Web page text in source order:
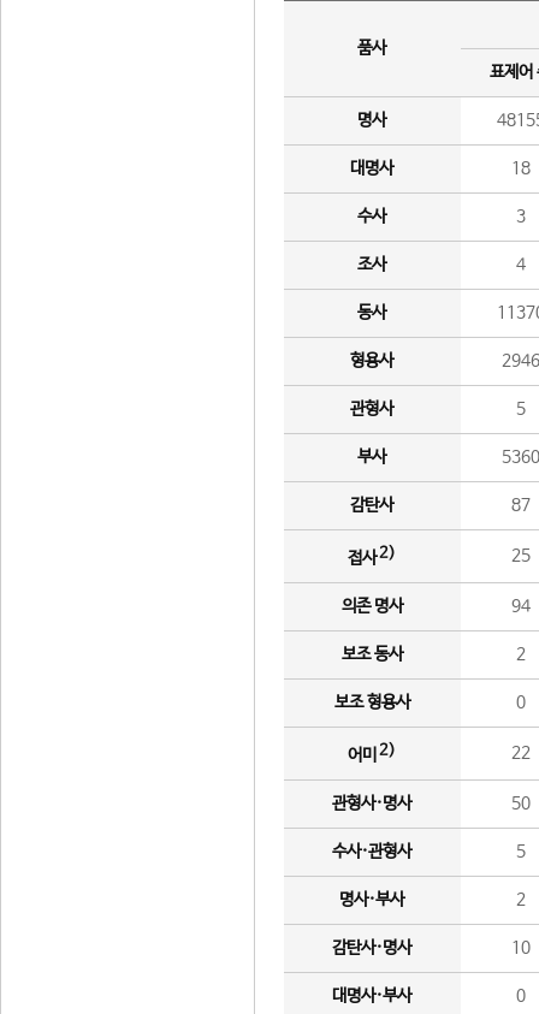
품사
표제어
명사
대명사 18
수사 3
조사 4
동사
형용사 2946
관형사 5
부사 5360
감탄사 87
접사2) 25
의존 명사 94
보조 동사 2
보조 형용사 0
어미 2) 22
관형사·명사 50
수사·관형사 5
명사·부사 2
감탄사·명사 10
대명사·부사 0